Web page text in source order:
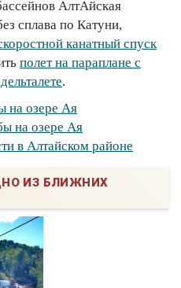
АлтАйская
сплава по Катуни,
канатный спуск
полет на параплане с
.
на озере Ая
на озере Ая
в Алтайском районе
ИЗ БЛИЖНИХ